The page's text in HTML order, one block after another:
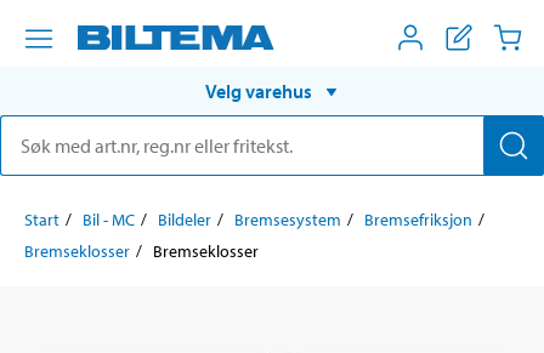
Velg varehus
Start Bil - MC Bildeler Bremsesystem
Bremsefriksjon
Bremseklosser
Bremseklosser